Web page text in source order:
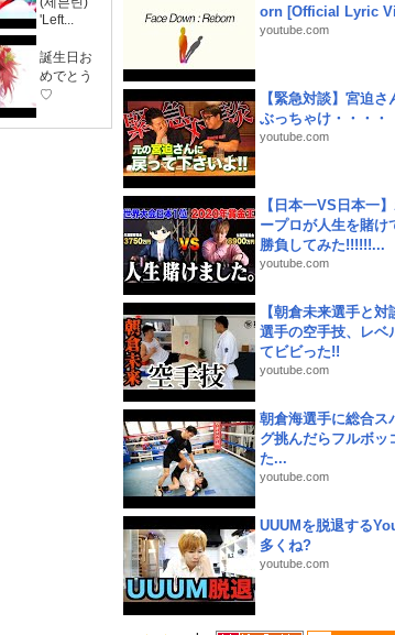
'Left...
誕生日お
めでとう
♡
orn [Official Lyric
youtube.com
【緊急対談】宮迫さ
ぶっちゃけ・・・・
youtube.com
【日本一VS日本一
ープロが人生を賭け
勝負してみた!!!!!!...
youtube.com
【朝倉未来選手と対
選手の空手技、レベ
てビビった!!
youtube.com
朝倉海選手に総合ス
グ挑んだらフルボッ
た...
youtube.com
UUUMを脱退する
多くね?
youtube.com